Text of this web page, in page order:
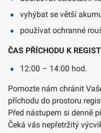
vyhýbat se větší
používat ochranné
ČAS PŘÍCHODU K
12:00 – 14:00 hod.
Pomozte nám chránit
příchodu do prostoru
Před nástupem si denně
Čeká vás nepřetržitý